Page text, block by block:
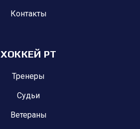
Контакты
ХОККЕЙ РТ
Тренеры
Судьи
Ветераны